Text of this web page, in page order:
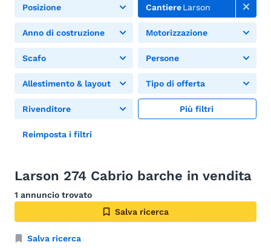
Posizione CantiereLarson
Anno di costruzione Motorizzazione
Scafo Persone
Allestimento & layout Tipo di offerta
Rivenditore Più filtri
Reimposta i filtri
Larson 274 Cabrio barche in vendita
1 annuncio trovato
Salva ricerca
Salva ricerca